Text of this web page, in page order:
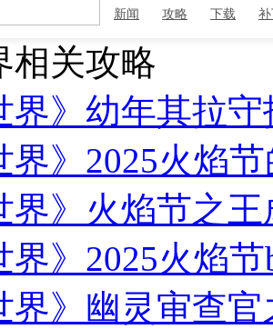
新闻 攻略 下载
相关攻略
界》幼年其拉
界》2025火焰
界》火焰节之
界》2025火焰
界》幽灵审查